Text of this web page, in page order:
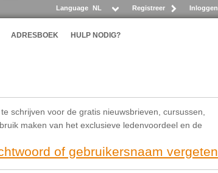
Registreer Inloggen
Language NL
ADRESBOEK HULP NODIG?
schrijven voor de gratis nieuwsbrieven, cursussen,
maken van het exclusieve ledenvoordeel en de
of gebruikersnaam vergeten